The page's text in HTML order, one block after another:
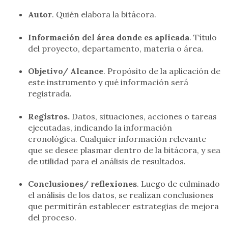
Autor. Quién elabora la bitácora.
Información del área donde es aplicada. Título
del proyecto, departamento, materia o área.
Objetivo/ Alcance. Propósito de la aplicación de
este instrumento y qué información será
registrada.
Registros. Datos, situaciones, acciones o tareas
ejecutadas, indicando la información
cronológica. Cualquier información relevante
que se desee plasmar dentro de la bitácora, y sea
de utilidad para el análisis de resultados.
Conclusiones/ reflexiones. Luego de culminado
el análisis de los datos, se realizan conclusiones
que permitirán establecer estrategias de mejora
del proceso.